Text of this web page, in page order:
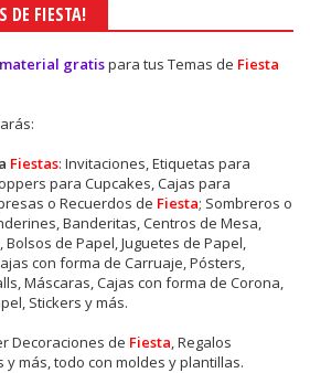
DE FIESTA!
material gratispara tus Temas de Fiesta
Fiestas: Invitaciones, Etiquetas para
para Cupcakes, Cajas para
o Recuerdos de Fiesta; Sombreros o
Banderitas, Centros de Mesa,
de Papel, Juguetes de Papel,
con forma de Carruaje, Pósters,
Máscaras, Cajas con forma de Corona,
Stickers y más.
Decoraciones de Fiesta, Regalos
más, todo con moldes y plantillas.